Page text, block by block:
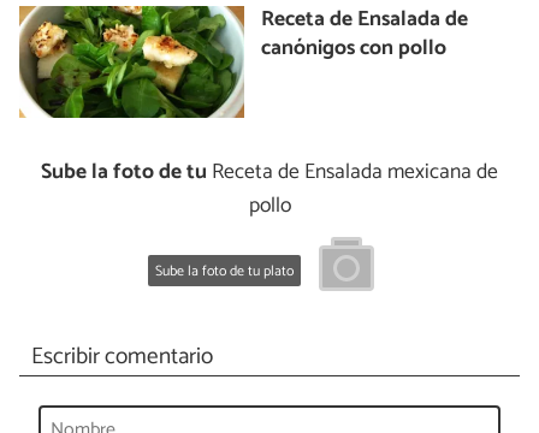
Receta de Ensalada de
canónigos con pollo
Sube la foto de tu Receta de Ensalada mexicana de
pollo
Sube la foto de tu plato
Escribir comentario